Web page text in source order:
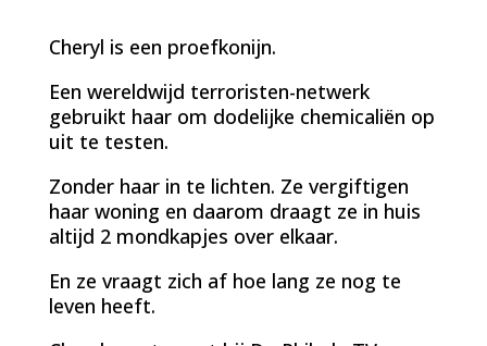
Cheryl is een proefkonijn.
Een wereldwijd terroristen-netwerk
gebruikt haar om dodelijke chemicaliën op
uit te testen.
Zonder haar in te lichten. Ze vergiftigen
haar woning en daarom draagt ze in huis
altijd 2 mondkapjes over elkaar.
En ze vraagt zich af hoe lang ze nog te
leven heeft.